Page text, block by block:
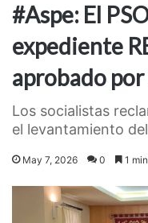
#Aspe: El
expediente
aprobado
Los socialistas
el levantamiento
May 7, 2026 0 1